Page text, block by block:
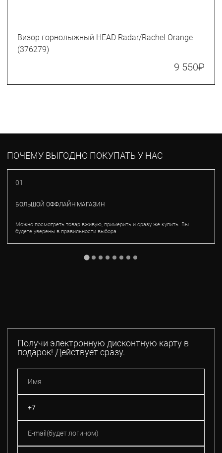
Визор горнолыжный HEAD Radar/Rachel Orange
(376279)
9 550₽
ПОЧЕМУ ВЫГОДНО ПОКУПАТЬ У НАС
01
БОЛЬШОЙ ОФФЛАЙН МАГАЗИН
Можно посмотреть товар вживую, примерить и сразу же купить. Вы
будете уверены в правильности выбора
Получи электронную дисконтную карту в
подарок! Действует сразу.